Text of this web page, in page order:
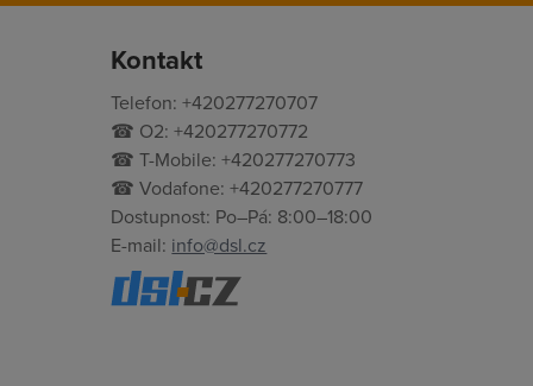
Kontakt
Telefon: +420277270707
☎ O2: +420277270772
☎ T-Mobile: +420277270773
☎ Vodafone: +420277270777
Dostupnost: Po–Pá: 8:00–18:00
E-mail: info@dsl.cz